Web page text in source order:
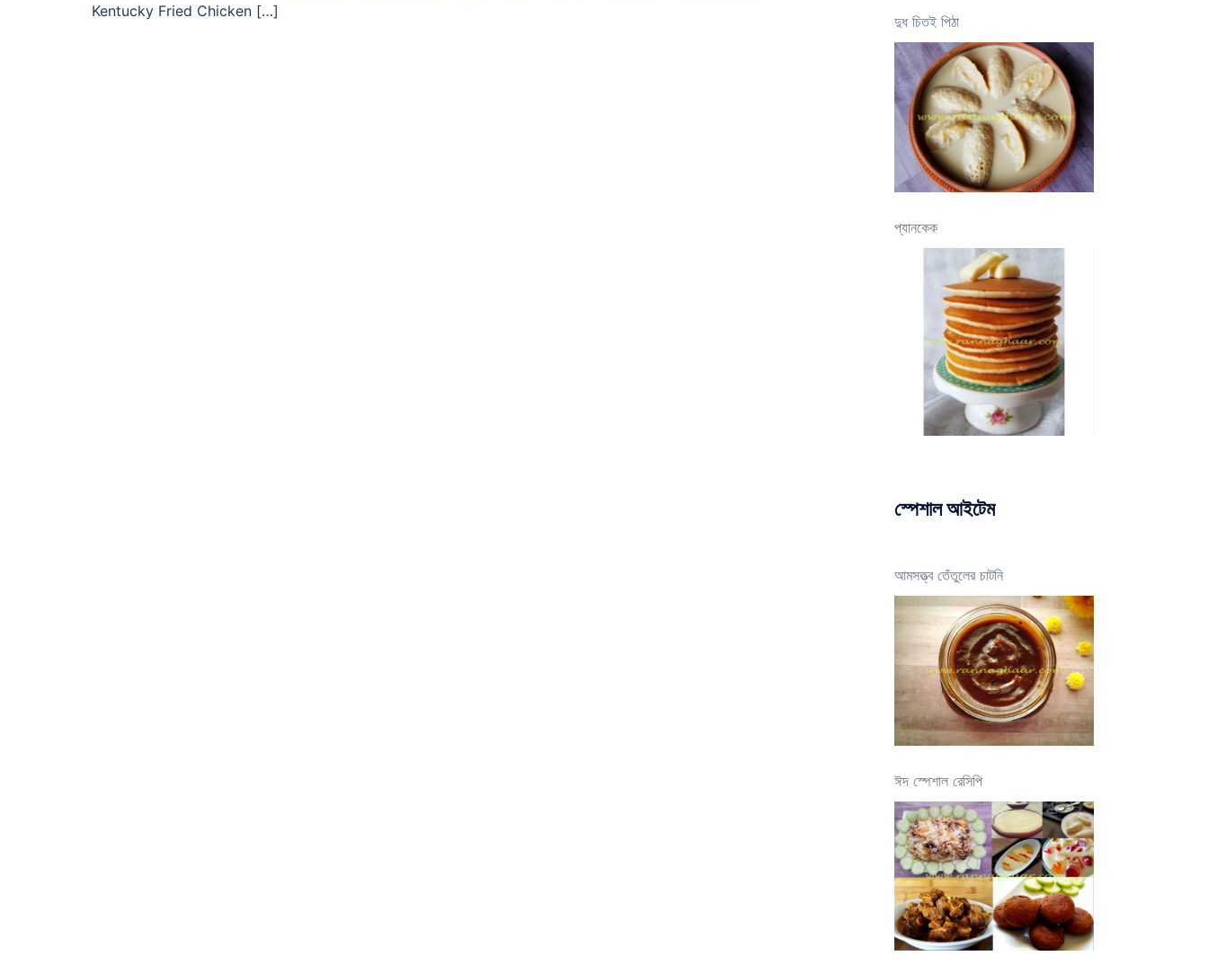
Kentucky Fried Chicken […]
দুধ চিতই পিঠা
প্যানকেক
স্পেশাল আইটেম
আমসত্ত্ব তেঁতুলের চাটনি
ঈদ স্পেশাল রেসিপি